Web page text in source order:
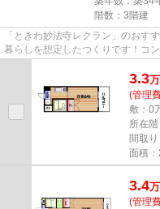
階数：3階建
「ときわ妙法寺レクラン」のおす
暮らしを想定したつくりです！コ
3.3万
(管理
敷：0
所在
間取
面積
3.4万
(管理